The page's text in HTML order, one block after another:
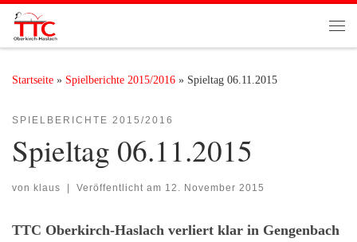
Zum Inhalt springen
Startseite » Spielberichte 2015/2016 » Spieltag 06.11.2015
SPIELBERICHTE 2015/2016
Spieltag 06.11.2015
von klaus Veröffentlicht am 12. November 2015
TTC Oberkirch-Haslach verliert klar in Gengenbach